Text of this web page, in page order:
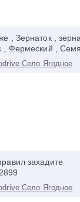
, Зернаток ,
, Фермеский ,
Село Ягодное
захадите
Село Ягодное